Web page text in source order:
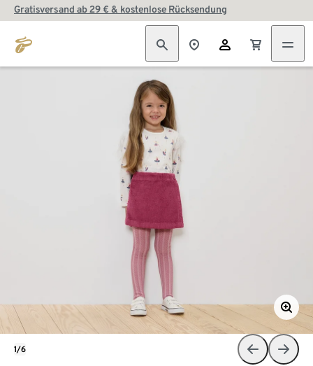
Gratisversand ab 29 € & kostenlose Rücksendung
1/6